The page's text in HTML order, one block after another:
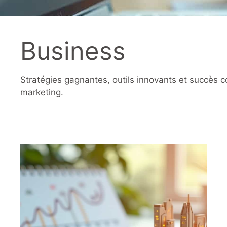
Business
Stratégies gagnantes, outils innovants et succès
marketing.